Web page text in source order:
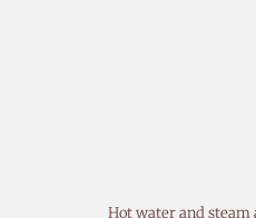
Hot water and steam